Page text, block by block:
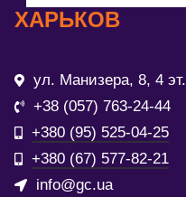
ХАРЬКОВ
ул. Манизера, 8, 4 эт.
+38 (057) 763-24-44
+380 (95) 525-04-25
+380 (67) 577-82-21
info@gc.ua